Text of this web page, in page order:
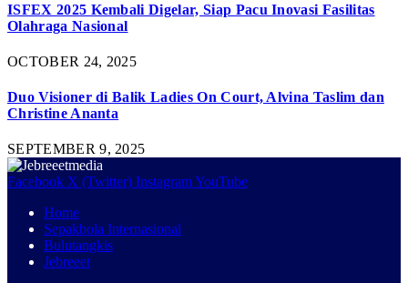
ISFEX 2025 Kembali Digelar, Siap Pacu Inovasi Fasilitas
Olahraga Nasional
OCTOBER 24, 2025
Duo Visioner di Balik Ladies On Court, Alvina Taslim dan
Christine Ananta
SEPTEMBER 9, 2025
Facebook X (Twitter) InstagramYouTube
Home
Sepakbola Internasional
Bulutangkis
Jebreeet